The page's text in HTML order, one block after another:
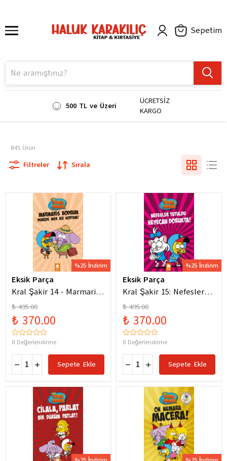
Sepetim
500 TL ve Üzeri
ÜCRETSİZ
KARGO
845 Ürün
Filtreler Sırala
%25 İndirim
Eksik Parça
Kral Şakir 14 - Marmaris
Bodrum Denizde Mor Bir
Hortum
₺ 495.00
₺ 370.00
0 Değerlendirme
Sepete Ekle
%25 İndirim
Eksik Parça
Kral Şakir 15: Nefesler
Tutuldu Heyecan Dorukta
₺ 495.00
₺ 370.00
0 Değerlendirme
Sepete Ekle